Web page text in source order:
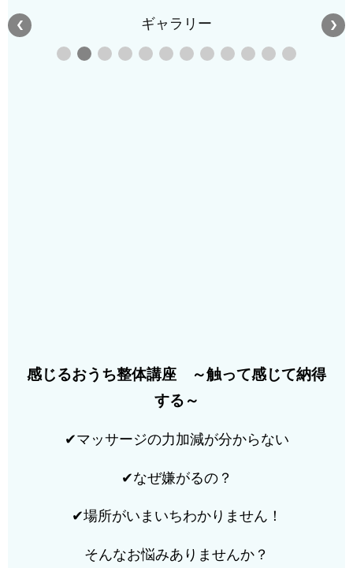
ギャラリー
感じるおうち整体講座 ～触って感じて納得
する～
✔マッサージの力加減が分からない
✔なぜ嫌がるの？
✔場所がいまいちわかりません！
そんなお悩みありませんか？